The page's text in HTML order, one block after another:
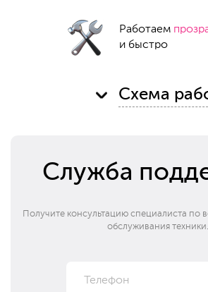
Работаем
и быстро
Схема
Служба
Получите консультацию специалиста по
обслуживания техники.